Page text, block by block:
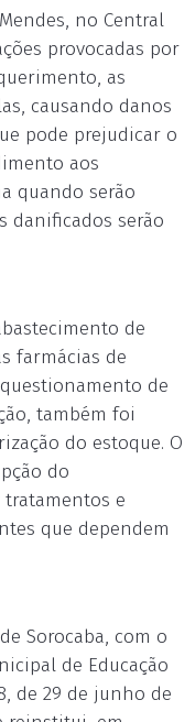
no Central
provocadas por
as
causando danos
pode prejudicar o
aos
quando serão
danificados serão
de
farmácias de
de
também foi
do estoque. O
do
e
que dependem
Sorocaba, com o
de Educação
de 29 de junho de